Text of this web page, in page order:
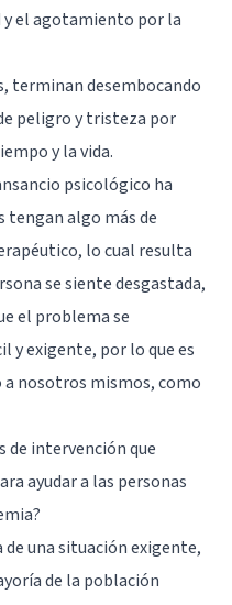
y el agotamiento por la
terminan desembocando
peligro y tristeza por
y la vida.
psicológico ha
tengan algo más de
lo cual resulta
se siente desgastada,
el problema se
y exigente, por lo que es
nosotros mismos, como
de intervención que
ayudar a las personas
una situación exigente,
de la población